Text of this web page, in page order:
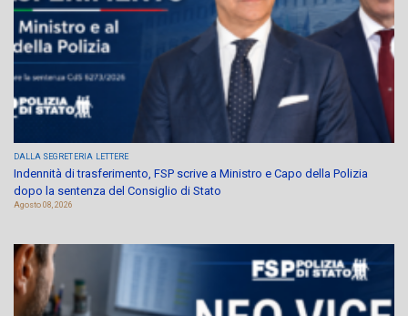
DALLA SEGRETERIA LETTERE
Indennità di trasferimento, FSP scrive a Ministro e Capo della Polizia
dopo la sentenza del Consiglio di Stato
Agosto 08, 2026